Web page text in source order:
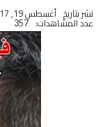
نشر بتاريخ أغسطس 19, 2017
عدد المشاهدات: 357